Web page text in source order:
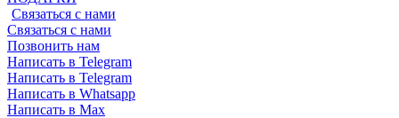
Связаться с нами
Связаться с нами
Позвонить нам
Написать в Telegram
Написать в Telegram
Написать в Whatsapp
Написать в Max